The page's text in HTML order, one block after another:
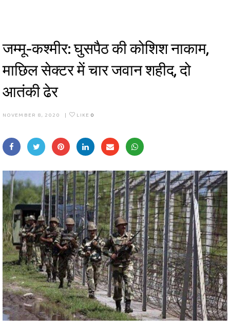
जम्मू-कश्मीर: घुसपैठ की कोशिश नाकाम,
माछिल सेक्टर में चार जवान शहीद, दो
आतंकी ढेर
NOVEMBER 8, 2020 | LIKE 0